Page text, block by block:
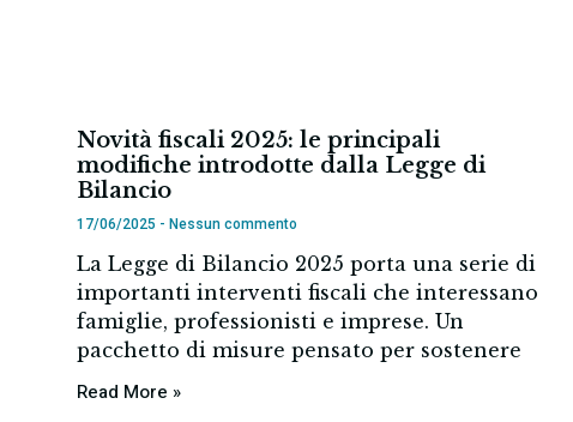
Novità fiscali 2025: le principali
modifiche introdotte dalla Legge di
Bilancio
17/06/2025 Nessun commento
La Legge di Bilancio 2025 porta una serie di
importanti interventi fiscali che interessano
famiglie, professionisti e imprese. Un
pacchetto di misure pensato per sostenere
Read More »